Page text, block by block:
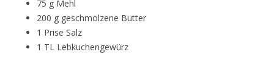
75 g Mehl
200 g geschmolzene Butter
1 Prise Salz
1 TL Lebkuchengewürz